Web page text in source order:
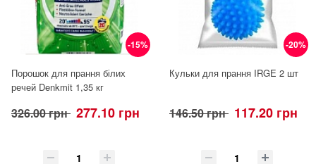
-15%
Порошок для прання білих
речей Denkmit 1,35 кг
326.00 грн 277.10 грн
-20%
Кульки для прання IRGE 2 шт
146.50 грн 117.20 грн